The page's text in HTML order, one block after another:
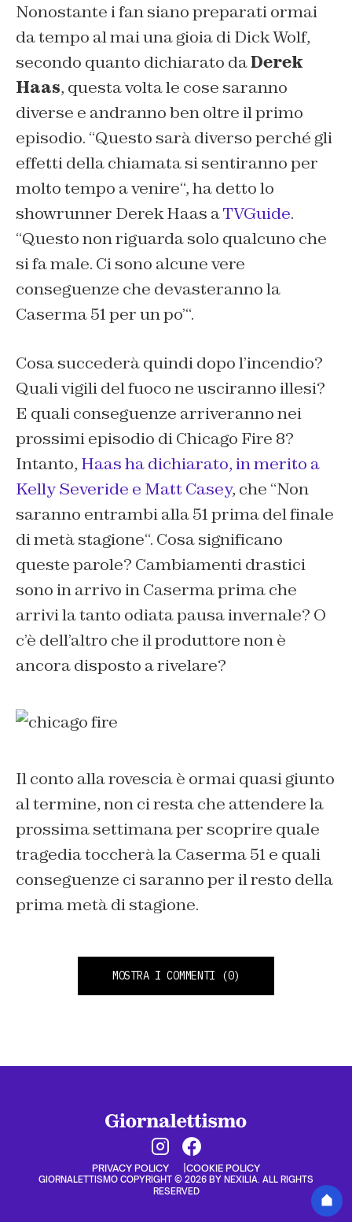
Nonostante i fan siano preparati ormai
da tempo al mai una gioia di Dick Wolf,
secondo quanto dichiarato daDerek
Haas, questa volta le cose saranno
diverse e andranno ben oltre il primo
episodio. “Questo sarà diverso perché gli
effetti della chiamata si sentiranno per
molto tempo a venire“, ha detto lo
showrunner Derek Haas aTVGuide.
“Questo non riguarda solo qualcuno che
si fa male. Ci sono alcune vere
conseguenze che devasteranno la
Caserma 51 per un po’“.
Cosa succederà quindi dopo l’incendio?
Quali vigili del fuoco ne usciranno illesi?
E quali conseguenze arriveranno nei
prossimi episodio di Chicago Fire 8?
Intanto, Haas ha dichiarato, in merito a
Kelly Severide e Matt Casey, che “Non
saranno entrambi alla 51 prima del finale
di metà stagione“. Cosa significano
queste parole? Cambiamenti drastici
sono in arrivo in Caserma prima che
arrivi la tanto odiata pausa invernale? O
c’è dell’altro che il produttore non è
ancora disposto a rivelare?
Il conto alla rovescia è ormai quasi giunto
al termine, non ci resta che attendere la
prossima settimana per scoprire quale
tragedia toccherà la Caserma 51 e quali
conseguenze ci saranno per il resto della
prima metà di stagione.
MOSTRA I COMMENTI (0)
PRIVACY POLICY COOKIE POLICY
GIORNALETTISMO COPYRIGHT © 2026 BY NEXILIA. ALL RIGHTS
RESERVED